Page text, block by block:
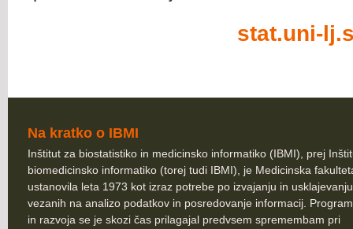
stat.uni-
Na kratko o IBMI
Inštitut za biostatistiko in medicinsko informatiko (IBMI), prej
biomedicinsko informatiko (torej tudi IBMI), je Medicinska
ustanovila leta 1973 kot izraz potrebe po izvajanju in
vezanih na analizo podatkov in posredovanje informacij.
in razvoja se je skozi čas prilagajal predvsem spremembam pri